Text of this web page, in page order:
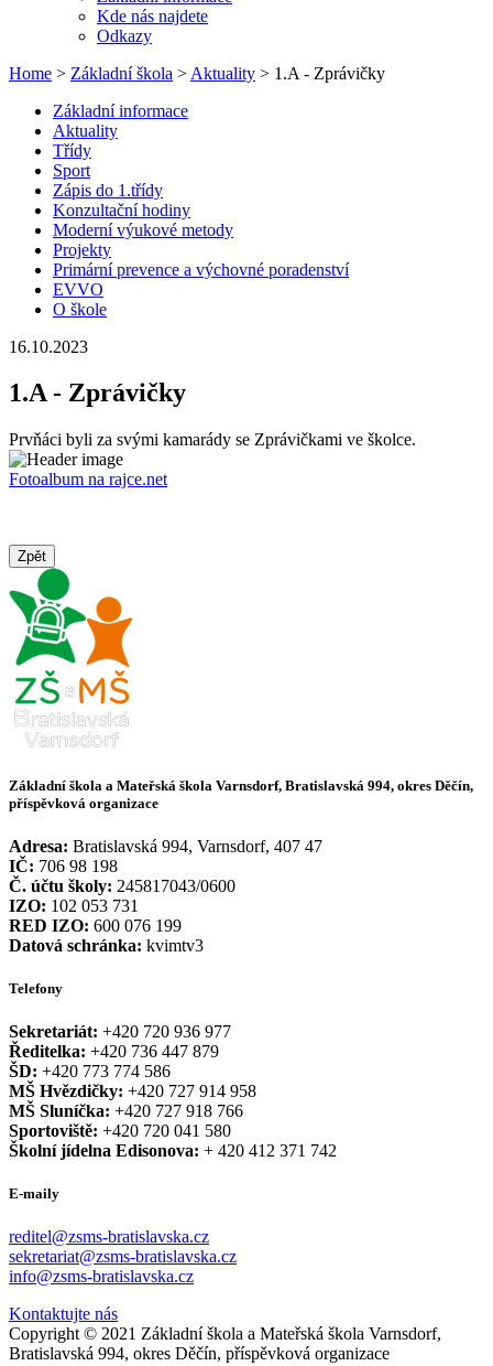
Kde nás najdete
Odkazy
Home > Základní škola > Aktuality > 1.A - Zprávičky
Základní informace
Aktuality
Třídy
Sport
Zápis do 1.třídy
Konzultační hodiny
Moderní výukové metody
Projekty
Primární prevence a výchovné poradenství
EVVO
O škole
16.10.2023
1.A - Zprávičky
Prvňáci byli za svými kamarády se Zprávičkami ve školce.
Fotoalbum na rajce.net
Zpět
Základní škola a Mateřská škola Varnsdorf, Bratislavská 994, okres Děčín,
příspěvková organizace
Adresa: Bratislavská 994, Varnsdorf, 407 47
IČ: 706 98 198
Č. účtu školy: 245817043/0600
IZO: 102 053 731
RED IZO: 600 076 199
Datová schránka: kvimtv3
Telefony
Sekretariát: +420 720 936 977
Ředitelka: +420 736 447 879
ŠD: +420 773 774 586
MŠ Hvězdičky: +420 727 914 958
MŠ Sluníčka: +420 727 918 766
Sportoviště: +420 720 041 580
Školní jídelna Edisonova: + 420 412 371 742
E-maily
reditel@zsms-bratislavska.cz
sekretariat@zsms-bratislavska.cz
info@zsms-bratislavska.cz
Kontaktujte nás
Copyright © 2021 Základní škola a Mateřská škola Varnsdorf,
Bratislavská 994, okres Děčín, příspěvková organizace